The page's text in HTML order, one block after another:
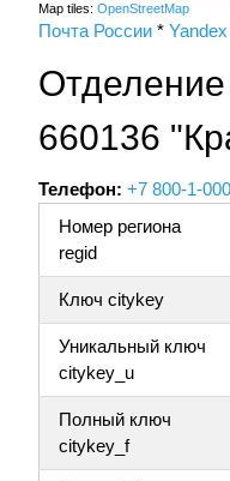
Map tiles: OpenStreetMap
Почта России * Yandex
660136
Телефон: +7 800-1-
Номер региона
regid
Ключ citykey
Уникальный ключ
citykey_u
Полный ключ
citykey_f